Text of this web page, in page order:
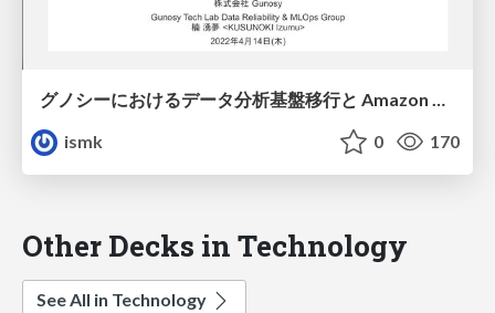
グノシーにおけるデータ分析基盤移行と Amazon QuickSight 導入について
ismk
0 170
Other Decks in Technology
See All in Technology